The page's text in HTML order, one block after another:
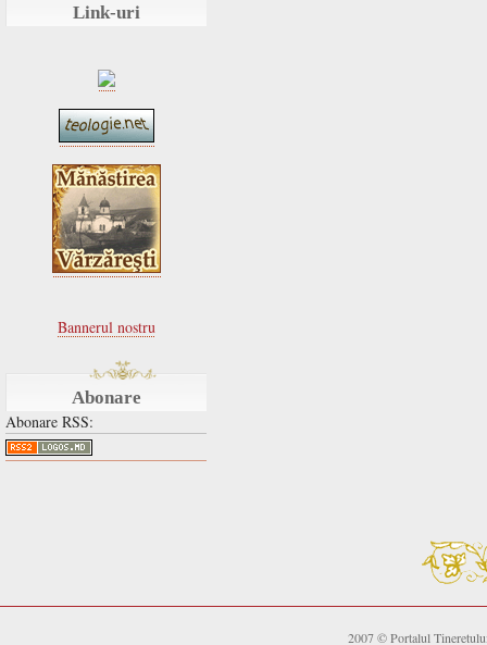
Link-uri
Bannerul nostru
Abonare
Abonare RSS:
2007 © Portalul